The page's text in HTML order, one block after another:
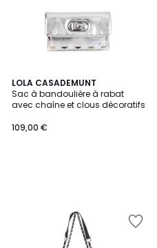
LOLA CASADEMUNT
Sac à bandoulière à rabat
avec chaîne et clous décoratifs
€.
109,00 €